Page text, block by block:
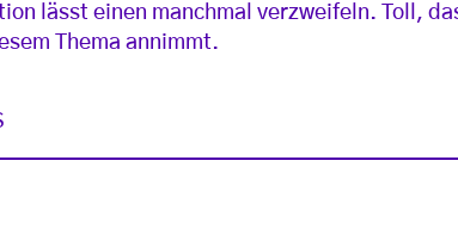
lässt einen manchmal verzweifeln. Toll,
Thema annimmt.